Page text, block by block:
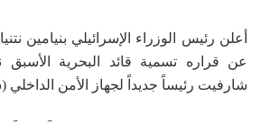
أعلن رئيس الوزراء الإسرائيلي بنيامين
عن قراره تسمية قائد البحرية الأسبق
شارفيت رئيساً جديداً لجهاز الأمن الداخلي